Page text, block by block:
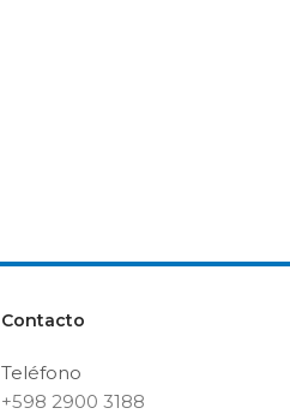
Contacto
Teléfono
+598 2900 3188